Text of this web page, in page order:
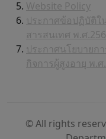
Website Policy
ประกาศข้อปฏิบัติ
สารสนเทศ พ.ศ
ประกาศนโยบาย
กิจการผู้สูงอายุ พ.ศ
© All rights